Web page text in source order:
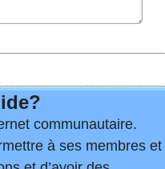
communautaire.
à ses membres et